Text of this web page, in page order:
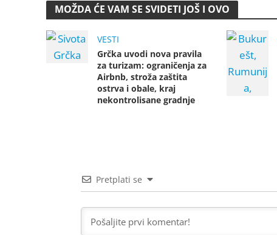
MOŽDA ĆE VAM SE SVIDETI JOŠ I OVO
VESTI
Grčka uvodi nova pravila
za turizam: ograničenja za
Airbnb, stroža zaštita
ostrva i obale, kraj
nekontrolisane gradnje
Pretplati se